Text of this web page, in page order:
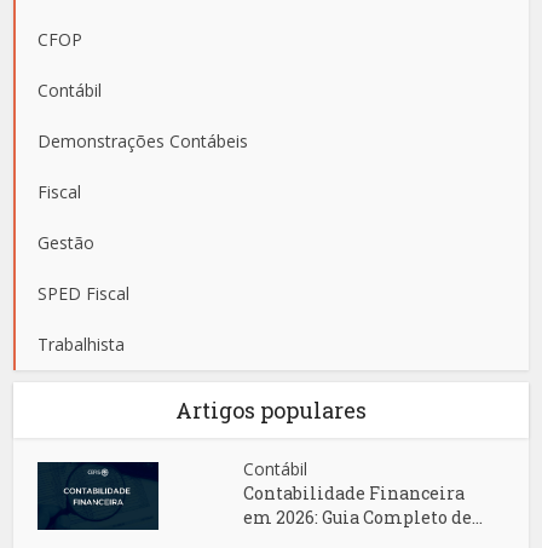
CFOP
Contábil
Demonstrações Contábeis
Fiscal
Gestão
SPED Fiscal
Trabalhista
Artigos populares
Contábil
Contabilidade Financeira
em 2026: Guia Completo de...